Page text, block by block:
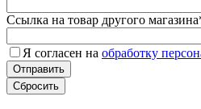
Ссылка на товар другого магазина
Я согласен на обработку